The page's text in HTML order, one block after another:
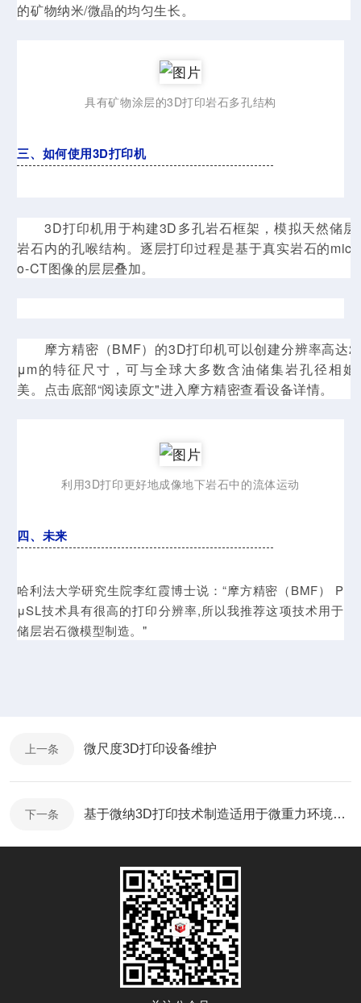
的矿物纳米/微晶的均匀生长。
具有矿物涂层的3D打印岩石多孔结构
三、如何使用3D打印机
3D打印机用于构建3D多孔岩石框架，模拟天然储层
岩石内的孔喉结构。逐层打印过程是基于真实岩石的micr
o-CT图像的层层叠加。
摩方精密（BMF）的3D打印机可以创建分辨率高达2
μm的特征尺寸，可与全球大多数含油储集岩孔径相媲
美。点击底部“阅读原文"进入摩方精密查看设备详情。
利用3D打印更好地成像地下岩石中的流体运动
四、未来
哈利法大学研究生院李红霞博士说：“摩方精密（BMF） P
μSL技术具有很高的打印分辨率,所以我推荐这项技术用于
储层岩石微模型制造。 "
上一条 微尺度3D打印设备维护
下一条 基于微纳3D打印技术制造适用于微重力环境的微孔板